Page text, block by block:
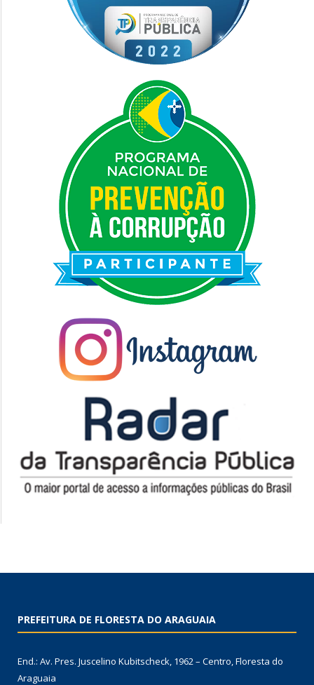
PREFEITURA DE FLORESTA DO ARAGUAIA
End.: Av. Pres. Juscelino Kubitscheck, 1962 – Centro, Floresta do
Araguaia